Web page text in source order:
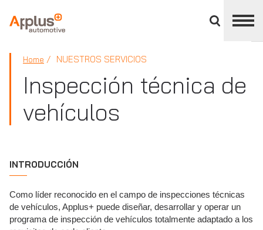
panel
APPLUS+
Home NUESTROS SERVICIOS
Inspección técnica de
vehículos
INTRODUCCIÓN
Como líder reconocido en el campo de inspecciones técnicas
de vehículos, Applus+ puede diseñar, desarrollar y operar un
programa de inspección de vehículos totalmente adaptado a los